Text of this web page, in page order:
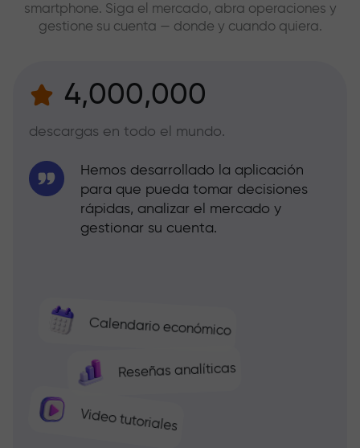
smartphone. Siga el mercado, abra operaciones y
gestione su cuenta — donde y cuando quiera.
4,000,000
descargas en todo el mundo.
Calendario económico
Reseñas analíticas
Video tutoriales
Hemos desarrollado la aplicación
para que pueda tomar decisiones
rápidas, analizar el mercado y
gestionar su cuenta.